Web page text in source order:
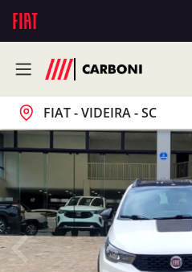
FIAT - VIDEIRA - SC